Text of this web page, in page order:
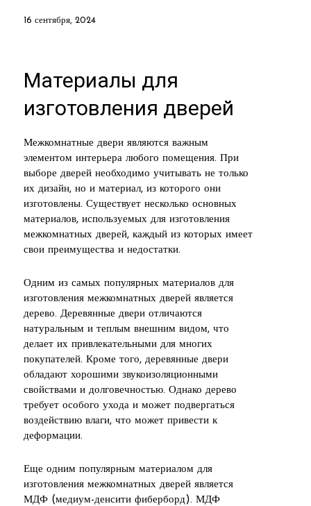
16 сентября, 2024
Материалы для
изготовления дверей
Межкомнатные двери являются важным
элементом интерьера любого помещения. При
выборе дверей необходимо учитывать не только
их дизайн, но и материал, из которого они
изготовлены. Существует несколько основных
материалов, используемых для изготовления
межкомнатных дверей, каждый из которых имеет
свои преимущества и недостатки.
Одним из самых популярных материалов для
изготовления межкомнатных дверей является
дерево. Деревянные двери отличаются
натуральным и теплым внешним видом, что
делает их привлекательными для многих
покупателей. Кроме того, деревянные двери
обладают хорошими звукоизоляционными
свойствами и долговечностью. Однако дерево
требует особого ухода и может подвергаться
воздействию влаги, что может привести к
деформации.
Еще одним популярным материалом для
изготовления межкомнатных дверей является
МДФ (медиум-денсити фиберборд). МДФ